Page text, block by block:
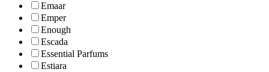
Emaar
Emper
Enough
Escada
Essential Parfums
Estiara